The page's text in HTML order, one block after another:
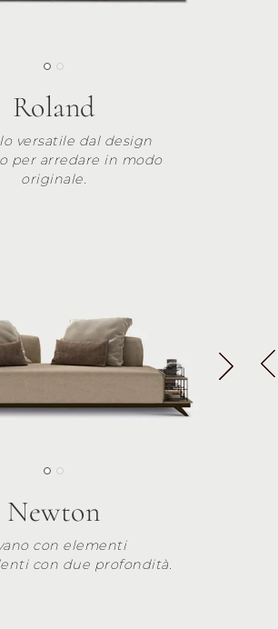
Roland
versatile dal design
per arredare in modo
originale.
Newton
con elementi
con due profondità.